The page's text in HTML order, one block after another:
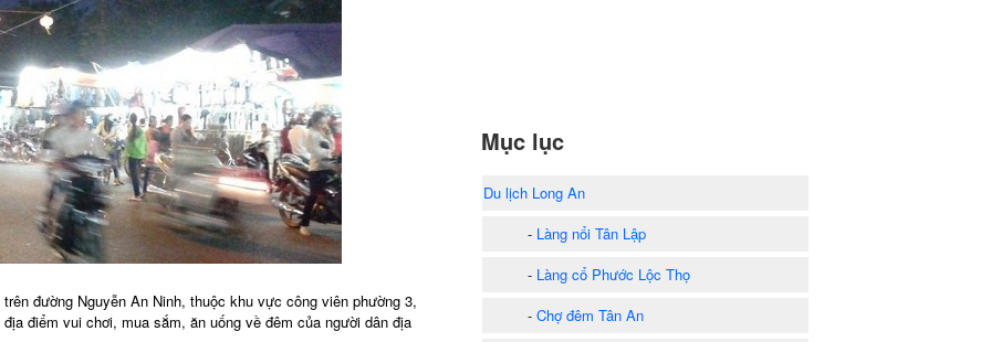
đường Nguyễn An Ninh, thuộc khu vực công viên phường 3,
điểm vui chơi, mua sắm, ăn uống về đêm của người dân địa
Mục lục
Du lịch Long An
- Làng nổi Tân Lập
- Làng cổ Phước Lộc Thọ
- Chợ đêm Tân An